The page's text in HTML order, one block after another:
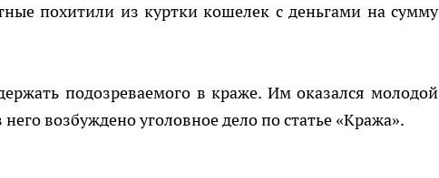
похитили из куртки кошелек с деньгами на сумму
подозреваемого в краже. Им оказался молодой
возбуждено уголовное дело по статье «Кража».